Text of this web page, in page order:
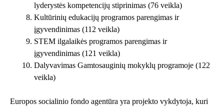
lyderystės kompetencijų stiprinimas (76 veikla)
Kultūrinių edukacijų programos parengimas ir
įgyvendinimas (112 veikla)
STEM ilgalaikės programos parengimas ir
įgyvendinimas (121 veikla)
Dalyvavimas Gamtosauginių mokyklų programoje (122
veikla)
Europos socialinio fondo agentūra yra projekto vykdytoja, kuri